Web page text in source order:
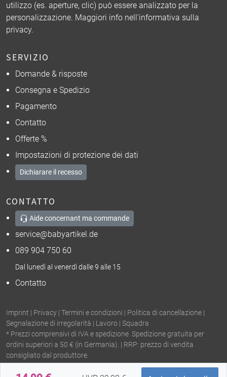
utilizzo (es. aperture, clic) può essere analizzato per la
personalizzazione. Maggiori info nell'informativa sulla
privacy.
SERVIZIO
Domande & risposte
Consegna e Spedizio
Pagamento
Contatto
Offerte %
Impostazioni di protezione dei dati
Dichiarare il recesso
CONTATTO
Aide concernant ma commande
service@babyartikel.de
089 904 750 60
Dal lunedì al venerdì dalle 9 alle 15
Contatto
Imprint | Privacy | Termini e condizioni | Politica di cancellazione |
Segnalazione di irregolarità | Lavoro | Squadra
* Prezzi comprensivi di IVA e spedizione. Spedizione gratuita per
ordini superiori a 50 € (in Germania). | RRP: prezzo di vendita
consigliato dal produttore.